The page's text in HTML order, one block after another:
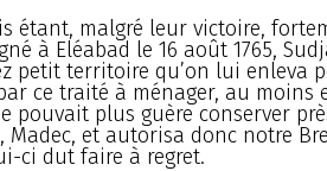
étant, malgré leur victoire,
à Eléabad le 16 août 1765,
petit territoire qu’on lui enleva
ce traité à ménager, au moins
pouvait plus guère conserver
Madec, et autorisa donc notre
ci dut faire à regret.